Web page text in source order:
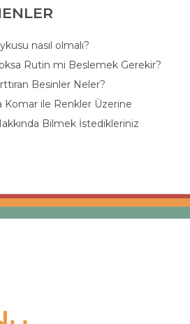
nasıl olmalı?
Rutin mi Beslemek Gerekir?
Besinler Neler?
Komar ile Renkler Üzerine
Bilmek İstedikleriniz